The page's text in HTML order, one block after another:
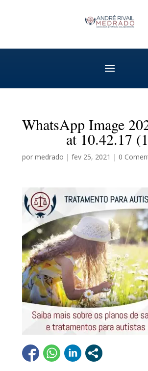
WhatsApp Image
at 10.42.17
por medrado | fev 25, 2021 | 0